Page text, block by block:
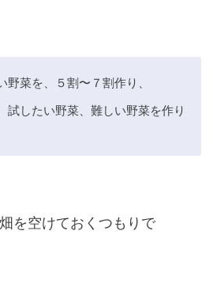
野菜を、５割〜７割作り、
試したい野菜、難しい野菜を作り
を空けておくつもりで